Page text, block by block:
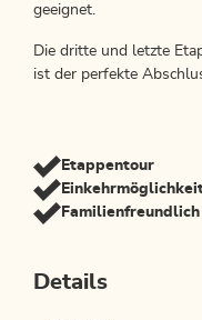
geeignet.
Die dritte und letzte
ist der perfekte
Etappentour
Familienfreundlich
Details